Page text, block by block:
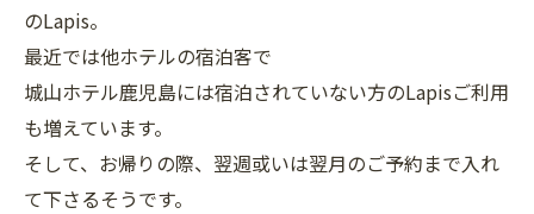
のLapis。
最近では他ホテルの宿泊客で
城山ホテル鹿児島には宿泊されていない方のLapisご利用
も増えています。
そして、お帰りの際、翌週或いは翌月のご予約まで入れ
て下さるそうです。